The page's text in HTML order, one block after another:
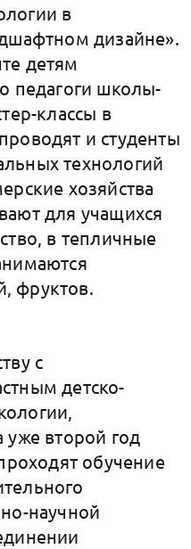
в
дизайне».
детям
педагоги школы-
классы в
и студенты
технологий
хозяйства
для учащихся
в тепличные
фруктов.
с
детско-
уже второй год
обучение
научной